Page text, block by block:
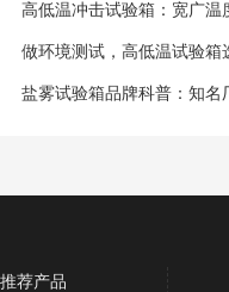
高低温冲击试验箱：宽广温
做环境测试，高低温试验箱
盐雾试验箱品牌科普：知名
推荐产品